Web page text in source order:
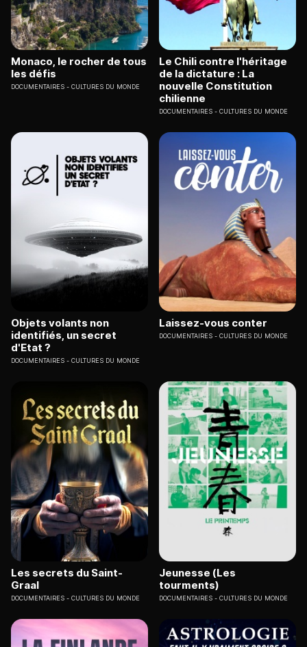
Monaco, le rocher de tous
les défis
DOCUMENTAIRES CULTURES DU MONDE
Le Chili contre l'héritage
de la dictature : La
nouvelle Constitution
chilienne
DOCUMENTAIRES CULTURES DU MONDE
Objets volants non
identifiés, un secret
d'Etat ?
DOCUMENTAIRES CULTURES DU MONDE
Laissez-vous conter
DOCUMENTAIRES CULTURES DU MONDE
Les secrets du Saint-
Graal
DOCUMENTAIRES CULTURES DU MONDE
Jeunesse (Les
tourments)
DOCUMENTAIRES CULTURES DU MONDE